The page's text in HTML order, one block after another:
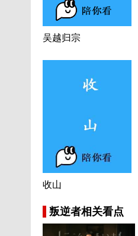
吴越归宗
收山
叛逆者相关看点